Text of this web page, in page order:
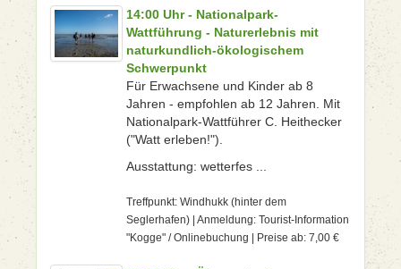
14:00 Uhr - Nationalpark-
Wattführung - Naturerlebnis mit
naturkundlich-ökologischem
Schwerpunkt
Für Erwachsene und Kinder ab 8
Jahren - empfohlen ab 12 Jahren. Mit
Nationalpark-Wattführer C. Heithecker
("Watt erleben!").
Ausstattung: wetterfes ...
Treffpunkt: Windhukk (hinter dem
Seglerhafen) | Anmeldung: Tourist-Information
"Kogge" / Onlinebuchung | Preise ab: 7,00 €